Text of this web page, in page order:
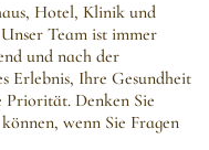
Hotel, Klinik und
Team ist immer
und nach der
Erlebnis, Ihre Gesundheit
Denken Sie
wenn Sie Fragen